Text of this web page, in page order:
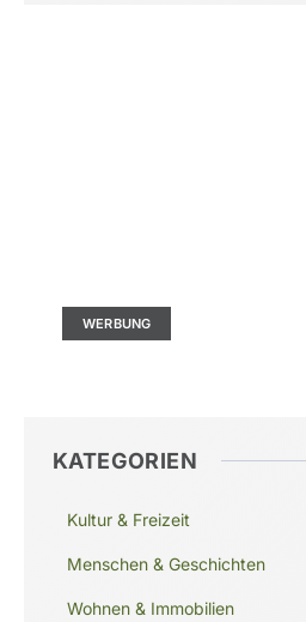
WERBUNG
KATEGORIEN
Kultur & Freizeit
Menschen & Geschichten
Wohnen & Immobilien